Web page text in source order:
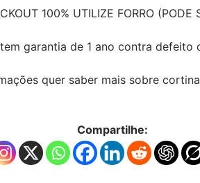
100% UTILIZE FORRO (PODE
garantia de 1 ano contra defeito
quer saber mais sobre
Compartilhe: